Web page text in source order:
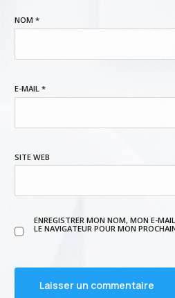
NOM*
E-MAIL*
SITE WEB
ENREGISTRER MON NOM, MON E-
LE NAVIGATEUR POUR MON